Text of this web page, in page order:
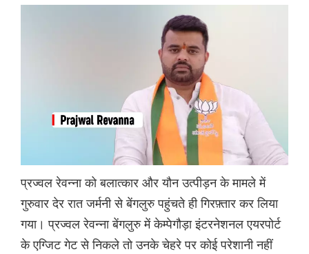
प्रज्वल रेवन्ना को बलात्कार और यौन उत्पीड़न के मामले में
गुरुवार देर रात जर्मनी से बेंगलुरु पहुंचते ही गिरफ़्तार कर लिया
गया। प्रज्वल रेवन्ना बेंगलुरु में केम्पेगौड़ा इंटरनेशनल एयरपोर्ट
के एग्जिट गेट से निकले तो उनके चेहरे पर कोई परेशानी नहीं